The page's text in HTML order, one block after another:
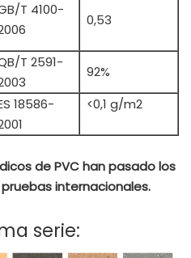
T 4100-
0,53
T 2591-
92%
18586-
<0,1 g/m2
de PVC han pasado los
internacionales.
serie: